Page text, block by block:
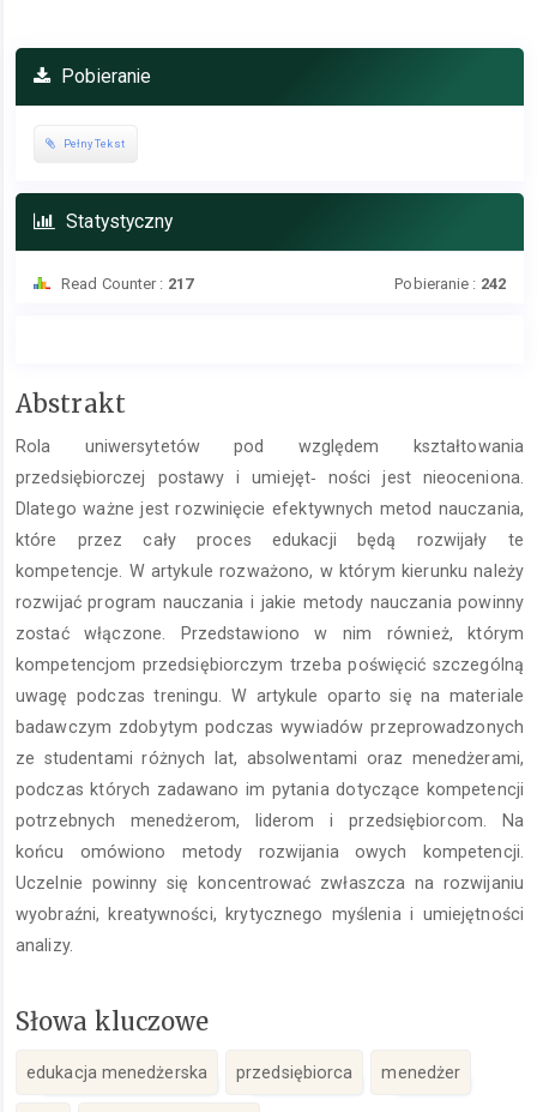
Pobieranie
Pełny Tekst
Statystyczny
Read Counter : 217 Pobieranie : 242
Treść
artykułu
Abstrakt
Rola uniwersytetów pod względem kształtowania
przedsiębiorczej postawy i umiejęt‑ ności jest nieoceniona.
Dlatego ważne jest rozwinięcie efektywnych metod nauczania,
które przez cały proces edukacji będą rozwijały te
kompetencje. W artykule rozważono, w którym kierunku należy
rozwijać program nauczania i jakie metody nauczania powinny
zostać włączone. Przedstawiono w nim również, którym
kompetencjom przedsiębiorczym trzeba poświęcić szczególną
uwagę podczas treningu. W artykule oparto się na materiale
badawczym zdobytym podczas wywiadów przeprowadzonych
ze studentami różnych lat, absolwentami oraz menedżerami,
podczas których zadawano im pytania dotyczące kompetencji
potrzebnych menedżerom, liderom i przedsiębiorcom. Na
końcu omówiono metody rozwijania owych kompetencji.
Uczelnie powinny się koncentrować zwłaszcza na rozwijaniu
wyobraźni, kreatywności, krytycznego myślenia i umiejętności
analizy.
Słowa kluczowe
edukacja menedżerska przedsiębiorca menedżer